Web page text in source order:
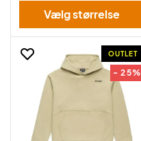
Vælg størrelse
OUTLET
- 25%